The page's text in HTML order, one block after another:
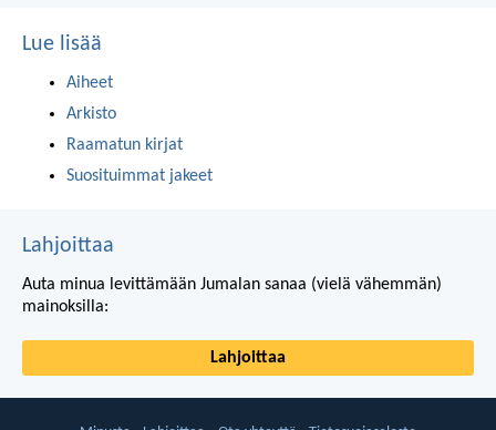
Lue lisää
Aiheet
Arkisto
Raamatun kirjat
Suosituimmat jakeet
Lahjoittaa
Auta minua levittämään Jumalan sanaa (vielä vähemmän)
mainoksilla:
Lahjoittaa